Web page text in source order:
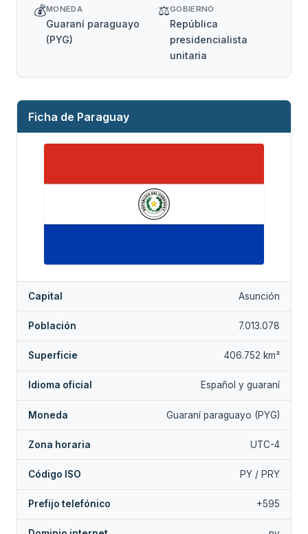
💰MONEDA
Guaraní paraguayo
(PYG)
⚖️GOBIERNO
República
presidencialista
unitaria
Ficha de Paraguay
Capital Asunción
Población 7.013.078
Superficie 406.752 km²
Idioma oficial Español y guaraní
Moneda Guaraní paraguayo (PYG)
Zona horaria UTC-4
Código ISO PY / PRY
Prefijo telefónico +595